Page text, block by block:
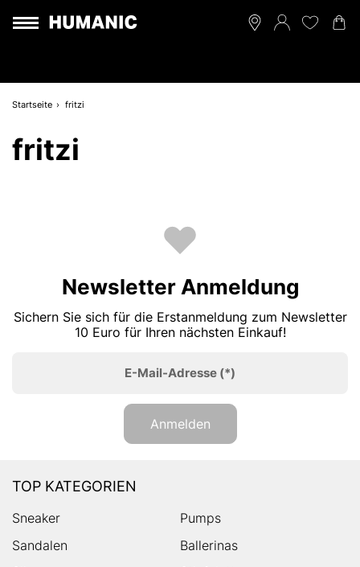
Startseite fritzi
fritzi
Newsletter Anmeldung
Sichern Sie sich für die Erstanmeldung zum Newsletter
10 Euro für Ihren nächsten Einkauf!
E-Mail-Adresse (*)
Anmelden
TOP KATEGORIEN
Sneaker
Pumps
Sandalen
Ballerinas